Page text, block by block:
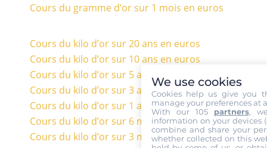
Cours du gramme d’or sur 1 mois en euros
Cours du kilo d’or sur 20 ans en euros
Cours du kilo d’or sur 10 ans en euros
Cours du kilo d’or sur 5 ans en euros
Cours du kilo d’or sur 3 ans en euros
Cours du kilo d’or sur 1 an en euros
Cours du kilo d’or sur 6 mois en euros
Cours du kilo d’or sur 3 mois en euros
We use cookies
Cookies help us give you
manage your preferences at
With our 105 partners,
information on your devices
combine and share your
whether collected on this